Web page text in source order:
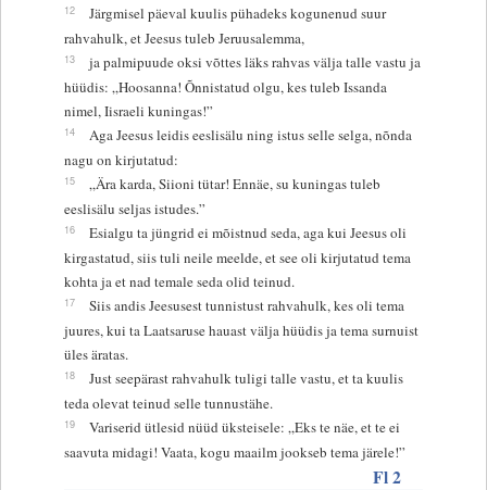
12
Järgmisel päeval kuulis pühadeks kogunenud suur
rahvahulk, et Jeesus tuleb Jeruusalemma,
13
ja palmipuude oksi võttes läks rahvas välja talle vastu ja
hüüdis: „Hoosanna! Õnnistatud olgu, kes tuleb Issanda
nimel, Iisraeli kuningas!”
14
Aga Jeesus leidis eeslisälu ning istus selle selga, nõnda
nagu on kirjutatud:
15
„Ära karda, Siioni tütar! Ennäe, su kuningas tuleb
eeslisälu seljas istudes.”
16
Esialgu ta jüngrid ei mõistnud seda, aga kui Jeesus oli
kirgastatud, siis tuli neile meelde, et see oli kirjutatud tema
kohta ja et nad temale seda olid teinud.
17
Siis andis Jeesusest tunnistust rahvahulk, kes oli tema
juures, kui ta Laatsaruse hauast välja hüüdis ja tema surnuist
üles äratas.
18
Just seepärast rahvahulk tuligi talle vastu, et ta kuulis
teda olevat teinud selle tunnustähe.
19
Variserid ütlesid nüüd üksteisele: „Eks te näe, et te ei
saavuta midagi! Vaata, kogu maailm jookseb tema järele!”
Fl 2